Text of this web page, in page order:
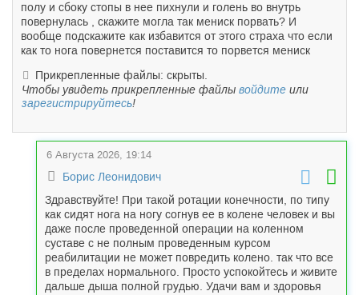
полу и сбоку стопы в нее пихнули и голень во внутрь
повернулась , скажите могла так мениск порвать? И
вообще подскажите как избавится от этого страха что если
как то нога повернется поставится то порвется мениск
Прикрепленные файлы: скрыты.
Чтобы увидеть прикрепленные файлы войдите или
зарегистрируйтесь!
6 Августа 2026, 19:14
Борис Леонидович
Здравствуйте! При такой ротации конечности, по типу
как сидят нога на ногу согнув ее в колене человек и вы
даже после проведенной операции на коленном
суставе с не полным проведенным курсом
реабилитации не может повредить колено. так что все
в пределах нормального. Просто успокойтесь и живите
дальше дыша полной грудью. Удачи вам и здоровья